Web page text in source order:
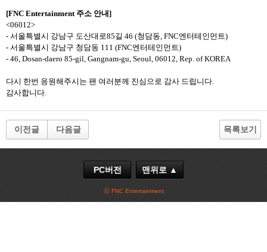
[FNC Entertainment 주소 안내]
<06012>
- 서울특별시 강남구 도산대로85길 46 (청담동, FNC엔터테인먼트)
- 서울특별시 강남구 청담동 111 (FNC엔터테인먼트)
- 46, Dosan-daero 85-gil, Gangnam-gu, Seoul, 06012, Rep. of KOREA
다시 한번 응원해주시는 팬 여러분께 진심으로 감사 드립니다.
감사합니다.
이전글 다음글 목록보기
PC버전 맨위로 ▲
ⓒ FNC Entertainment